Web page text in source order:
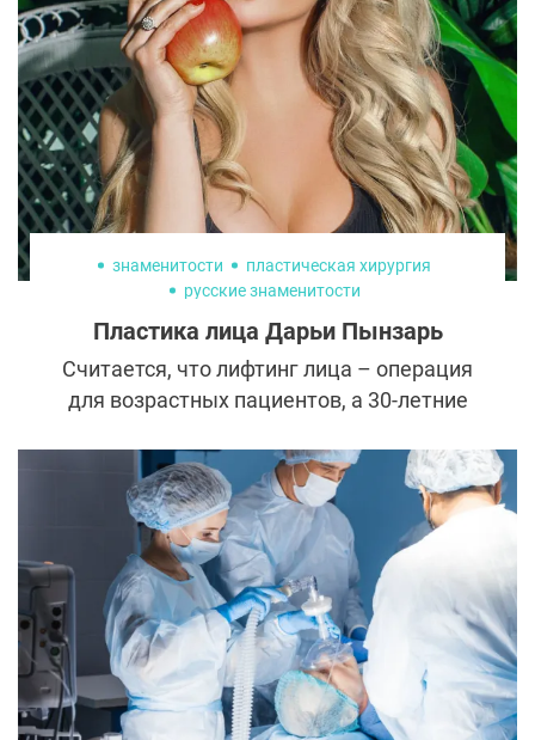
противники призывают подумать о
будущем и сохранить жировые
образования до старости. Рассказывкм,
когда действительно стоит удалять комки
Биша.
знаменитости
пластическая хирургия
русские знаменитости
Пластика лица Дарьи Пынзарь
Считается, что лифтинг лица – операция
для возрастных пациентов, а 30-летние
Но экс-участница «Дома-2» Дарья
Пынзарь и пластический хирург Екатерина
Сергеевна Кудинова развенчивают этот
миф и говорят: подтяжка лица проводится
по показаниям. Разбираемся вместе с
доктором, зачем Дарье Пынзарь в 33 года
лифтинг нижней трети лица и какой
результат ожидать после подобной
операции.